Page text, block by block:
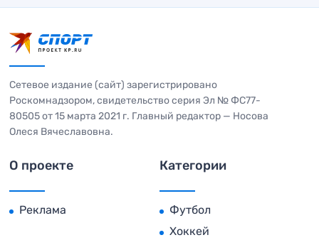
Сетевое издание (сайт) зарегистрировано
Роскомнадзором, свидетельство серия Эл № ФС77-
80505 от 15 марта 2021 г. Главный редактор — Носова
Олеся Вячеславовна.
О проекте
Реклама
Категории
Футбол
Хоккей